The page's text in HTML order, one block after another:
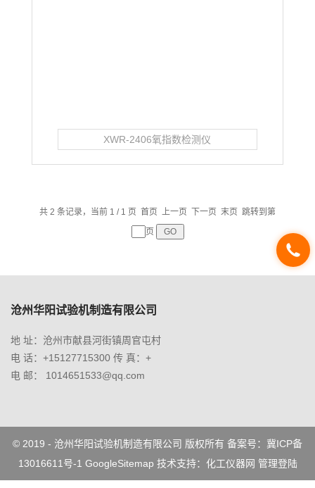
XWR-2406氧指数检测仪
共 2 条记录，当前 1 / 1 页 首页 上一页 下一页 末页 跳转到第
页
沧州华阳试验机制造有限公司
地 址：沧州市献县河街镇周官屯村
电 话：+15127715300 传 真：+
电 邮： 1014651533@qq.com
© 2019 - 沧州华阳试验机制造有限公司 版权所有 备案号： 冀ICP备
13016611号-1 GoogleSitemap 技术支持： 化工仪器网 管理登陆